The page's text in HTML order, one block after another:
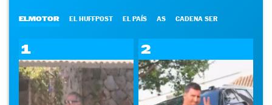
ELMOTOR EL HUFFPOST EL PAÍS AS CADENA SER
1 2